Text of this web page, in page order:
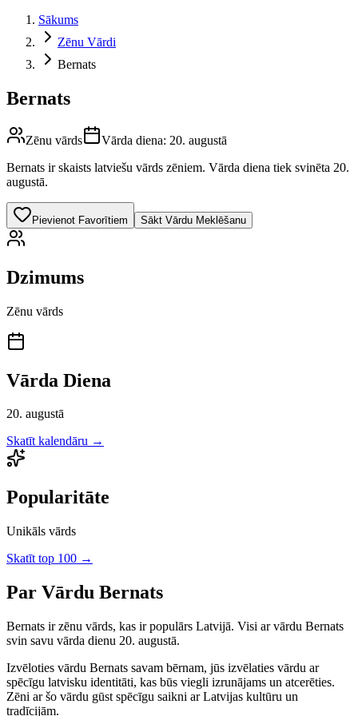
Sākums
Zēnu Vārdi
Bernats
Bernats
Zēnu vārds Vārda diena: 20. augustā
Bernats ir skaists latviešu vārds zēniem. Vārda diena tiek svinēta 20.
augustā.
Pievienot Favorītiem Sākt Vārdu Meklēšanu
Dzimums
Zēnu vārds
Vārda Diena
20. augustā
Skatīt kalendāru →
Popularitāte
Unikāls vārds
Skatīt top 100 →
Par Vārdu Bernats
Bernats irzēnu vārds, kas ir populārs Latvijā. Visi ar vārdu Bernats
svin savu vārda dienu 20. augustā.
Izvēloties vārdu Bernats savam bērnam, jūs izvēlaties vārdu ar
spēcīgu latvisku identitāti, kas būs viegli izrunājams un atcerēties.
Zēni ar šo vārdu gūst spēcīgu saikni ar Latvijas kultūru un
tradīcijām.